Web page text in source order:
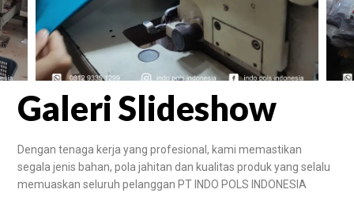
Galeri Slideshow
Dengan tenaga kerja yang profesional, kami memastikan
segala jenis bahan, pola jahitan dan kualitas produk yang selalu
memuaskan seluruh pelanggan PT INDO POLS INDONESIA